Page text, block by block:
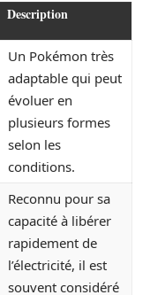
Description
Un Pokémon très
adaptable qui peut
évoluer en
plusieurs formes
selon les
conditions.
Reconnu pour sa
capacité à libérer
rapidement de
l’électricité, il est
souvent considéré